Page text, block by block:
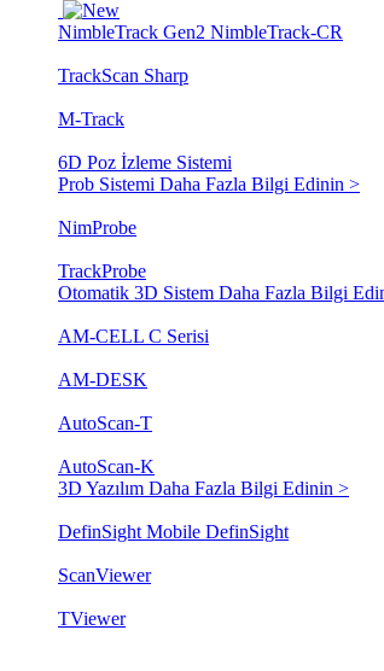
NimbleTrack Gen2 NimbleTrack-CR
TrackScan Sharp
M-Track
6D Poz İzleme Sistemi
Prob Sistemi Daha Fazla Bilgi Edinin >
NimProbe
TrackProbe
Otomatik 3D Sistem Daha Fazla Bilgi
AM-CELL C Serisi
AM-DESK
AutoScan-T
AutoScan-K
3D Yazılım Daha Fazla Bilgi Edinin >
DefinSight Mobile DefinSight
ScanViewer
TViewer